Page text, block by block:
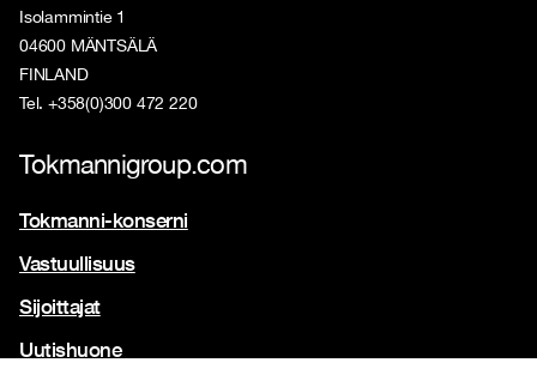
Isolammintie 1
04600 MÄNTSÄLÄ
FINLAND
Tel. +358(0)300 472 220
Tokmannigroup.com
Tokmanni-konserni
Vastuullisuus
Sijoittajat
Uutishuone